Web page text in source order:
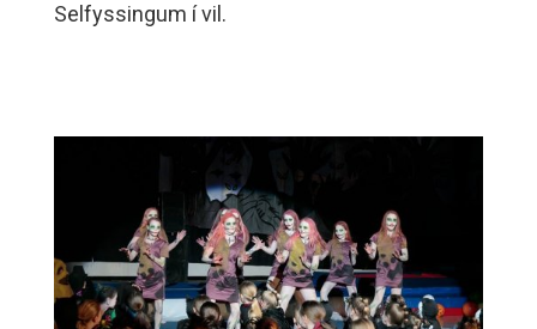
Selfyssingum í vil.